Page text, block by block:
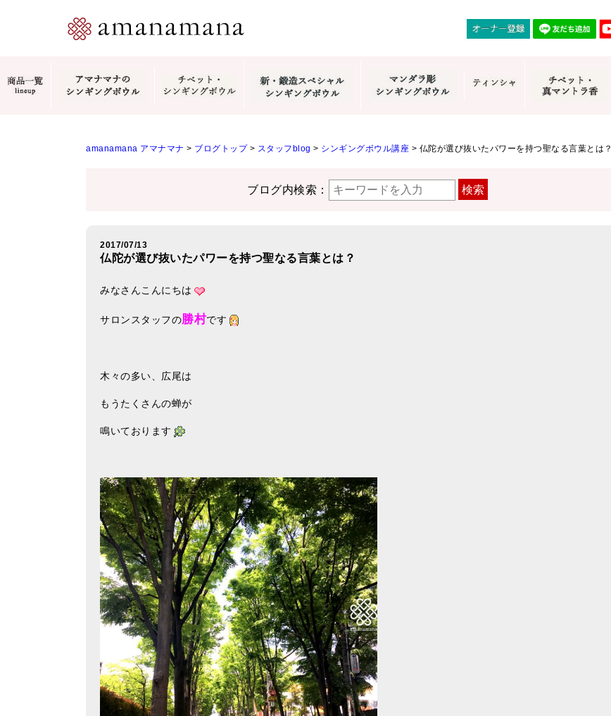
amanamana アマナマナ > ブログトップ> スタッフblog > シンギングボウル講座 > 仏陀が選び抜いたパワーを持つ聖なる言葉とは？
ブログ内検索： 検索
2017/07/13
仏陀が選び抜いたパワーを持つ聖なる言葉とは？
みなさんこんにちは
サロンスタッフの勝村です
木々の多い、広尾は
もうたくさんの蝉が
鳴いております